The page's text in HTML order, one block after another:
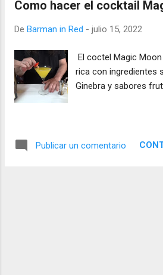
Como hacer el cocktail
De Barman in Red - julio 15, 2022
El coctel Magic
rica con ingredientes
Ginebra y sabores
Publicar un comentario